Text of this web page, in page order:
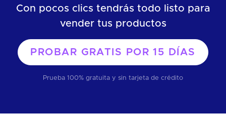
Con pocos clics tendrás todo listo para
vender tus productos
PROBAR GRATIS POR15 DÍAS
Prueba 100% gratuita y sin tarjeta de crédito